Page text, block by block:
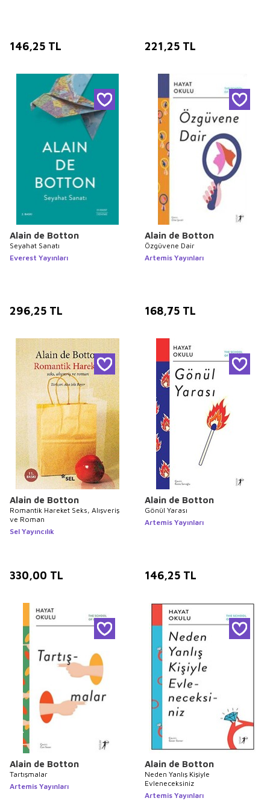
146,25 TL 221,25 TL
Alain de Botton
Seyahat Sanatı
Everest Yayınları
296,25 TL
Alain de Botton
Özgüvene Dair
Artemis Yayınları
168,75 TL
Alain de Botton
Romantik Hareket Seks, Alışveriş
ve Roman
Sel Yayıncılık
330,00 TL
Alain de Botton
Gönül Yarası
Artemis Yayınları
146,25 TL
Alain de Botton
Tartışmalar
Artemis Yayınları
Alain de Botton
Neden Yanlış Kişiyle
Evleneceksiniz
Artemis Yayınları